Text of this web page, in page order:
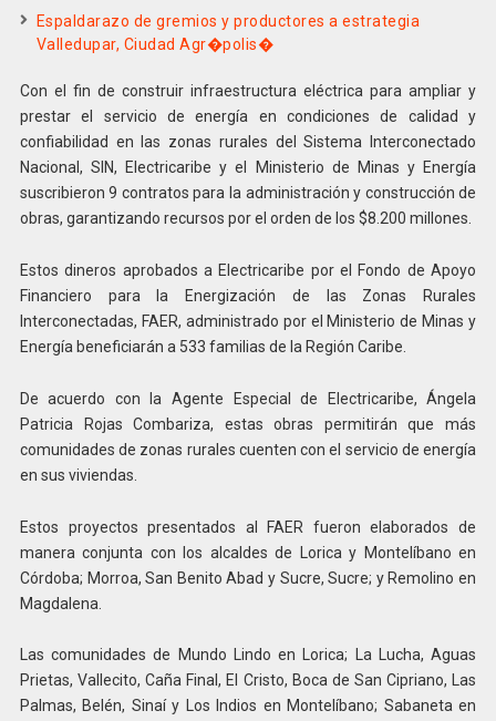
Espaldarazo de gremios y productores a estrategia
Valledupar, Ciudad Agr�polis�
Con el fin de construir infraestructura eléctrica para ampliar y
prestar el servicio de energía en condiciones de calidad y
confiabilidad en las zonas rurales del Sistema Interconectado
Nacional, SIN, Electricaribe y el Ministerio de Minas y Energía
suscribieron 9 contratos para la administración y construcción de
obras, garantizando recursos por el orden de los $8.200 millones.
Estos dineros aprobados a Electricaribe por el Fondo de Apoyo
Financiero para la Energización de las Zonas Rurales
Interconectadas, FAER, administrado por el Ministerio de Minas y
Energía beneficiarán a 533 familias de la Región Caribe.
De acuerdo con la Agente Especial de Electricaribe, Ángela
Patricia Rojas Combariza, estas obras permitirán que más
comunidades de zonas rurales cuenten con el servicio de energía
en sus viviendas.
Estos proyectos presentados al FAER fueron elaborados de
manera conjunta con los alcaldes de Lorica y Montelíbano en
Córdoba; Morroa, San Benito Abad y Sucre, Sucre; y Remolino en
Magdalena.
Las comunidades de Mundo Lindo en Lorica; La Lucha, Aguas
Prietas, Vallecito, Caña Final, El Cristo, Boca de San Cipriano, Las
Palmas, Belén, Sinaí y Los Indios en Montelíbano; Sabaneta en